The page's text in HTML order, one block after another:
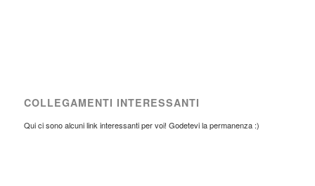
COLLEGAMENTI INTERESSANTI
Qui ci sono alcuni link interessanti per voi! Godetevi la permanenza :)